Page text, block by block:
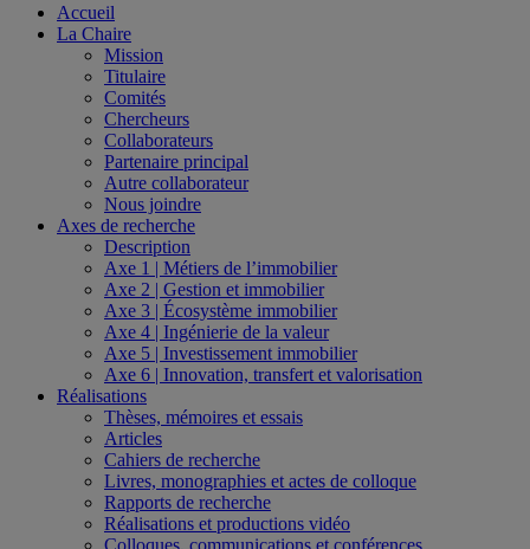
Accueil
La Chaire
Mission
Titulaire
Comités
Chercheurs
Collaborateurs
Partenaire principal
Autre collaborateur
Nous joindre
Axes de recherche
Description
Axe 1 | Métiers de l’immobilier
Axe 2 | Gestion et immobilier
Axe 3 | Écosystème immobilier
Axe 4 | Ingénierie de la valeur
Axe 5 | Investissement immobilier
Axe 6 | Innovation, transfert et valorisation
Réalisations
Thèses, mémoires et essais
Articles
Cahiers de recherche
Livres, monographies et actes de colloque
Rapports de recherche
Réalisations et productions vidéo
Colloques, communications et conférences